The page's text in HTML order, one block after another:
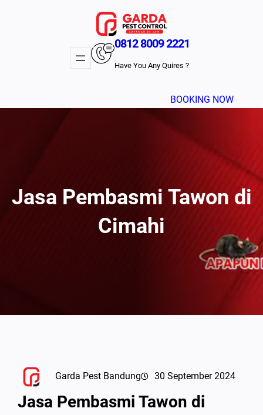
0812 8009 2221
Have You Any Quires ?
BOOKING NOW
Jasa Pembasmi Tawon di
Cimahi
Garda Pest Bandung 30 September 2024
Jasa Pembasmi Tawon di